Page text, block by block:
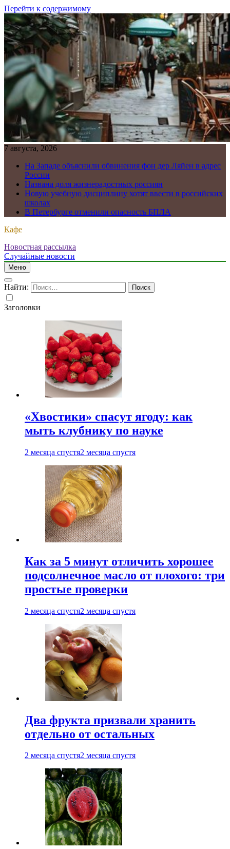
Перейти к содержимому
7 августа, 2026
На Западе объяснили обвинения фон дер Ляйен в адрес
России
Названа доля жизнерадостных россиян
Новую учебную дисциплину хотят ввести в российских
школах
В Петербурге отменили опасность БПЛА
Кафе
Новостная рассылка
Случайные новости
Меню
Найти:
Заголовки
«Хвостики» спасут ягоду: как
мыть клубнику по науке
2 месяца спустя2 месяца спустя
Как за 5 минут отличить хорошее
подсолнечное масло от плохого: три
простые проверки
2 месяца спустя2 месяца спустя
Два фрукта призвали хранить
отдельно от остальных
2 месяца спустя2 месяца спустя